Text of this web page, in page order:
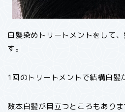
白髪染めトリートメントをして
す。
1回のトリートメントで結構白髪
数本白髪が目立つところもありま